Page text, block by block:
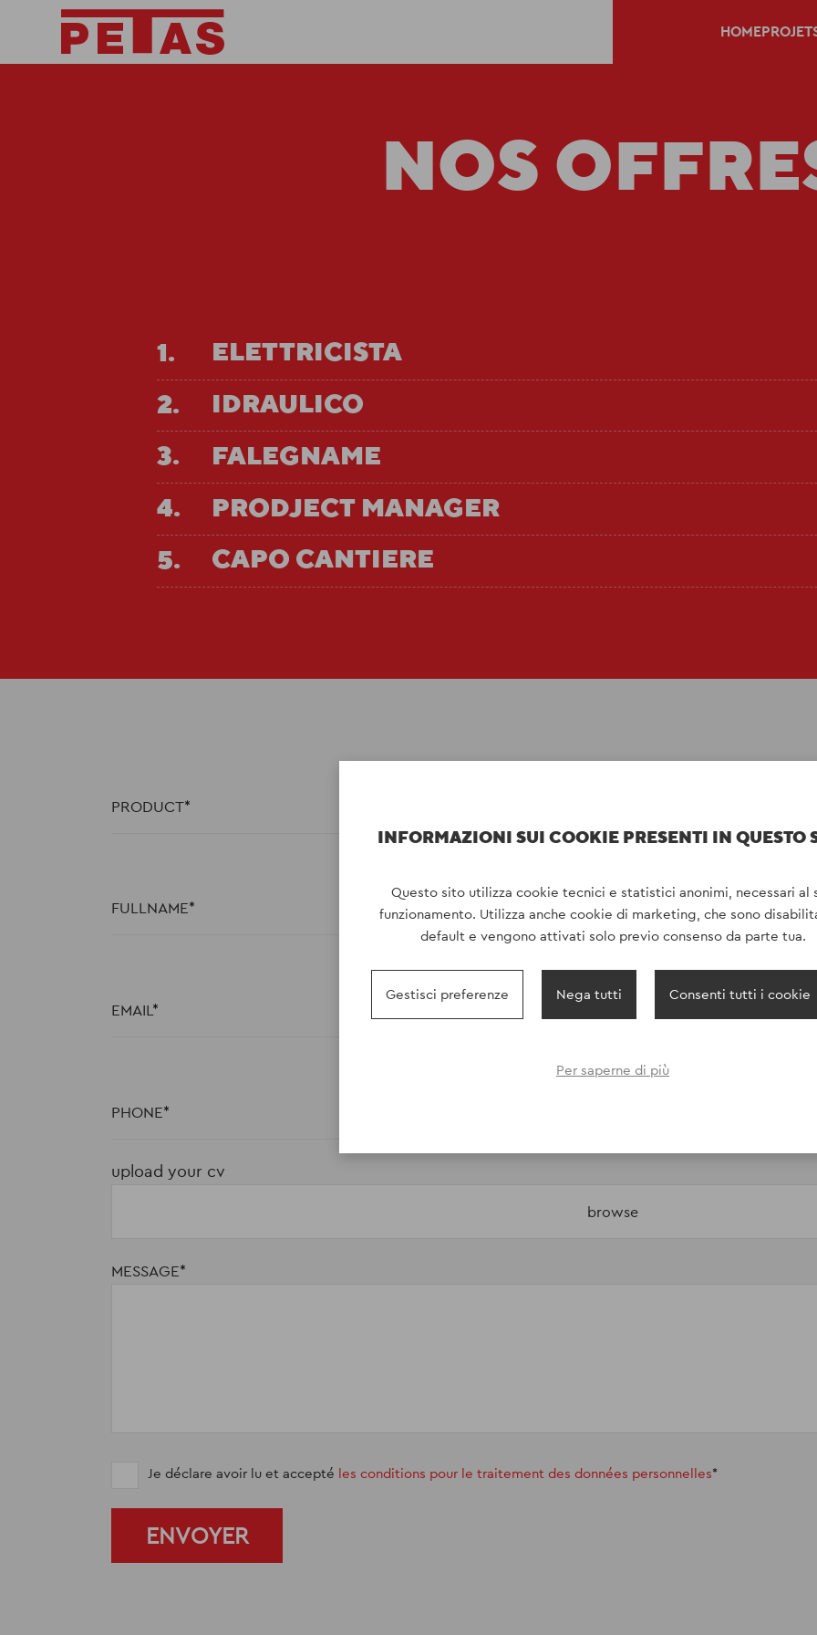
HOME
NOS
ELETTRICISTA
IDRAULICO
FALEGNAME
PRODJECT MANAGER
CAPO CANTIERE
PRODUCT
FULLNAME
EMAIL
PHONE
upload your cv
browse
MESSAGE
Je déclare avoir lu et accepté les conditions pour le traitement des données personnelles
INFORMAZIONI SUI COOKIE PRESENTI IN QUESTO
Questo sito utilizza cookie tecnici e statistici anonimi, necessari al
funzionamento. Utilizza anche cookie di marketing, che sono
default e vengono attivati solo previo consenso da parte tua.
Gestisci preferenze Nega tutti Consenti tutti i cookie
Per saperne di più